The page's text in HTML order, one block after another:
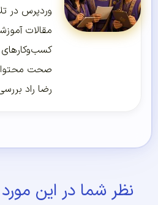
وردپرس در
مقالات
کسب‌و‌کارهای
صحت
رضا راد
نظر شما در این مورد